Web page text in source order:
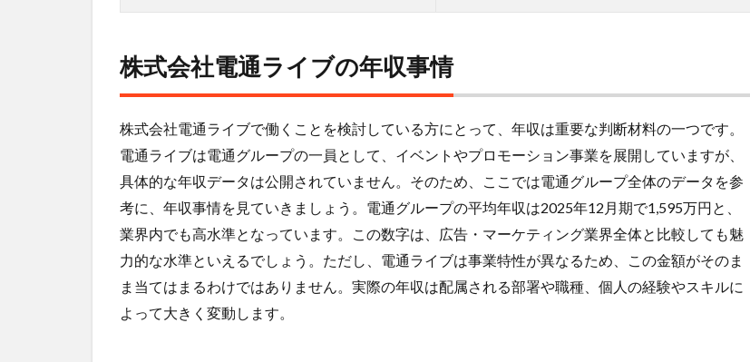
スと
3.2
どん
な人
が採
用さ
れて
いる
の
か？
4
株式会社電通ライブの年収事情
株式会社電通ライブで働くことを検討している方にとって、年収は重要な判断材料の一つです。
電通ライブは電通グループの一員として、イベントやプロモーション事業を展開していますが、
具体的な年収データは公開されていません。そのため、ここでは電通グループ全体のデータを参
考に、年収事情を見ていきましょう。電通グループの平均年収は2025年12月期で1,595万円と、
業界内でも高水準となっています。この数字は、広告・マーケティング業界全体と比較しても魅
力的な水準といえるでしょう。ただし、電通ライブは事業特性が異なるため、この金額がそのま
ま当てはまるわけではありません。実際の年収は配属される部署や職種、個人の経験やスキルに
よって大きく変動します。